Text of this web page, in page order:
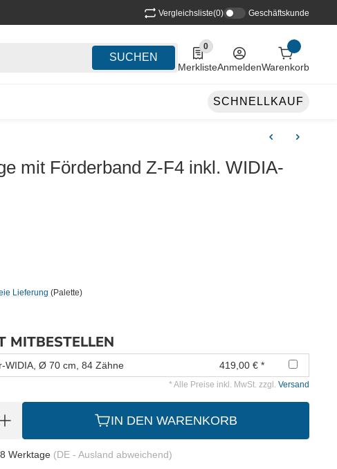
Vergleichsliste(0) Geschäftskunde
SUCHEN
0
0 Produkte in der Liste
MerklisteAnmeldenWarenkorb
SCHNELLKAUF
mit Förderband Z-F4 inkl. WIDIA-
Lieferung (Palette)
MITBESTELLEN
WIDIA, Ø 70 cm, 84 Zähne 419,00 € *
* Alle Preise inkl. MwSt. zzgl. Versand
IN DEN WARENKORB
Werktage (DE - Ausland abweichend)